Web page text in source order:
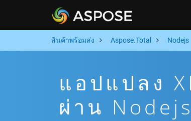
สินค้าพร้อมส่ง Aspose.Total Nodejs
แอปแปลง
ผ่าน Nodejs